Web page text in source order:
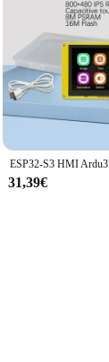
31,39€